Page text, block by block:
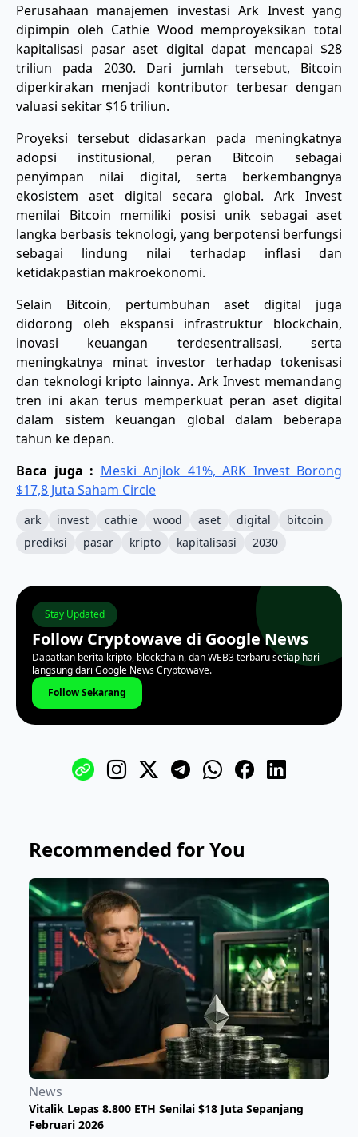
Perusahaan manajemen investasi Ark Invest yang
dipimpin oleh Cathie Wood memproyeksikan total
kapitalisasi pasar aset digital dapat mencapai $28
triliun pada 2030. Dari jumlah tersebut, Bitcoin
diperkirakan menjadi kontributor terbesar dengan
valuasi sekitar $16 triliun.
Proyeksi tersebut didasarkan pada meningkatnya
adopsi institusional, peran Bitcoin sebagai
penyimpan nilai digital, serta berkembangnya
ekosistem aset digital secara global. Ark Invest
menilai Bitcoin memiliki posisi unik sebagai aset
langka berbasis teknologi, yang berpotensi berfungsi
sebagai lindung nilai terhadap inflasi dan
ketidakpastian makroekonomi.
Selain Bitcoin, pertumbuhan aset digital juga
didorong oleh ekspansi infrastruktur blockchain,
inovasi keuangan terdesentralisasi, serta
meningkatnya minat investor terhadap tokenisasi
dan teknologi kripto lainnya. Ark Invest memandang
tren ini akan terus memperkuat peran aset digital
dalam sistem keuangan global dalam beberapa
tahun ke depan.
Baca juga : Meski Anjlok 41%, ARK Invest Borong
$17,8 Juta Saham Circle
ark invest cathie wood aset digital
bitcoin
prediksi
pasar kripto kapitalisasi 2030
Stay Updated
Follow Cryptowave di Google News
Dapatkan berita kripto, blockchain, dan WEB3 terbaru setiap hari
langsung dari Google News Cryptowave.
Follow Sekarang
Recommended for You
News
Vitalik Lepas 8.800 ETH Senilai $18 Juta Sepanjang
Februari 2026